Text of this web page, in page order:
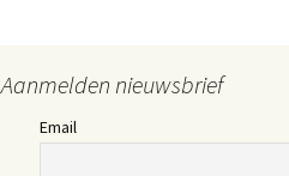
Aanmelden nieuwsbrief
Email